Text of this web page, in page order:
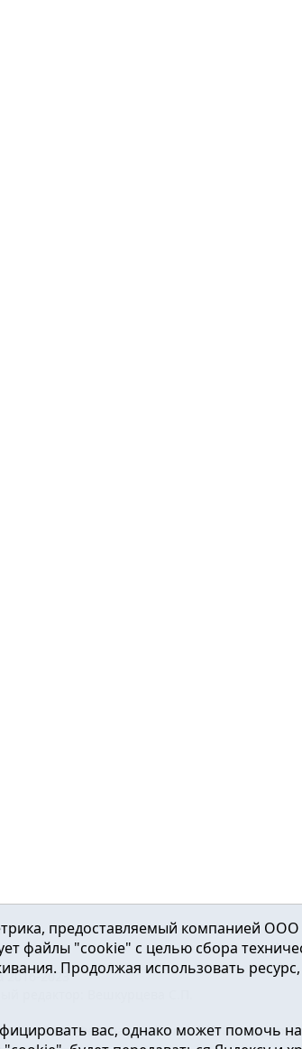
2016-2023
редактор: Вешкурцева С.П.
выдан Федеральной службой по надзору
предоставляемый компанией ООО
файлы "cookie" с целью сбора
Продолжая использовать
вас, однако может помочь